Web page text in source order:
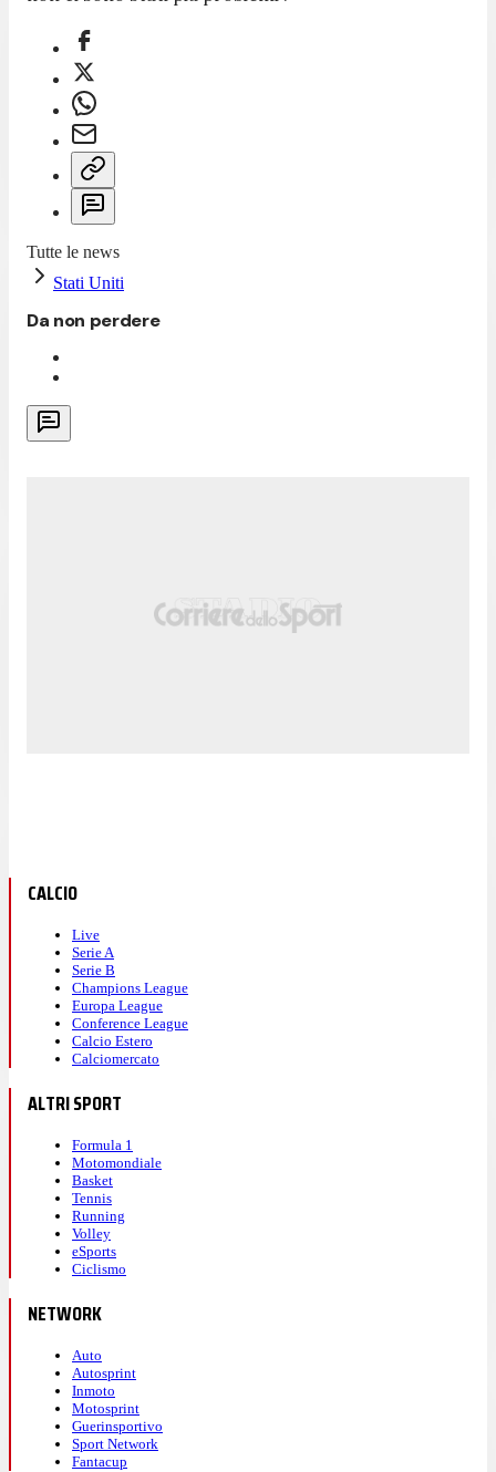
Tutte le news
Stati Uniti
Da non perdere
CALCIO
Live
Serie A
Serie B
Champions League
Europa League
Conference League
Calcio Estero
Calciomercato
ALTRI SPORT
Formula 1
Motomondiale
Basket
Tennis
Running
Volley
eSports
Ciclismo
NETWORK
Auto
Autosprint
Inmoto
Motosprint
Guerinsportivo
Sport Network
Fantacup